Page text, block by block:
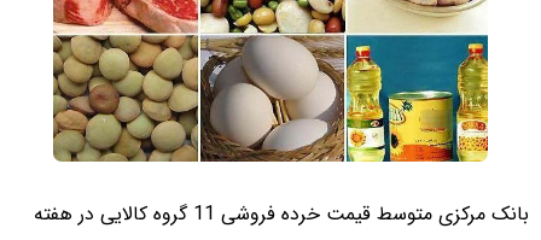
بانک مرکزی متوسط قیمت خرده فروشی 11 گروه کالایی در هفته